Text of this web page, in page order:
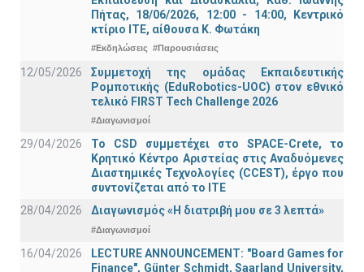
Πήτας, 18/06/2026, 12:00 - 14:00, Κεντρικό
κτίριο ΙΤΕ, αίθουσα Κ. Φωτάκη
#Εκδηλώσεις #Παρουσιάσεις
12/05/2026
Συμμετοχή της ομάδας Εκπαιδευτικής
Ρομποτικής (EduRobotics-UOC) στον εθνικό
τελικό FIRST Tech Challenge 2026
#Διαγωνισμοί
29/04/2026
Το CSD συμμετέχει στο SPACE-Crete, το
Κρητικό Κέντρο Αριστείας στις Αναδυόμενες
Διαστημικές Τεχνολογίες (CCEST), έργο που
συντονίζεται από το ΙΤΕ
28/04/2026
Διαγωνισμός «Η διατριβή μου σε 3 λεπτά»
#Διαγωνισμοί
16/04/2026
LECTURE ANNOUNCEMENT: "Board Games for
Finance", Günter Schmidt, Saarland University,